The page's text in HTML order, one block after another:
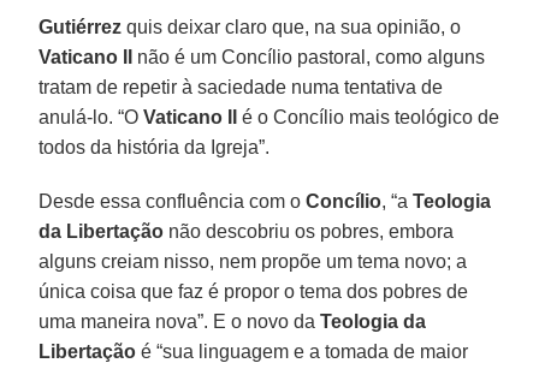
Gutiérrez quis deixar claro que, na sua opinião, o
Vaticano II
não é um Concílio pastoral, como alguns
tratam de repetir à saciedade numa tentativa de
anulá-lo. “OVaticano II
é o Concílio mais teológico de
todos da história da Igreja”.
Desde essa confluência com oConcílio, “aTeologia
da Libertação não descobriu os pobres, embora
alguns creiam nisso, nem propõe um tema novo; a
única coisa que faz é propor o tema dos pobres de
uma maneira nova”. E o novo daTeologia da
Libertação é “sua linguagem e a tomada de maior